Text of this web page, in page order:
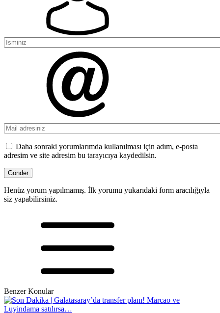
Daha sonraki yorumlarımda kullanılması için adım, e-posta
adresim ve site adresim bu tarayıcıya kaydedilsin.
Henüz yorum yapılmamış. İlk yorumu yukarıdaki form aracılığıyla
siz yapabilirsiniz.
Benzer Konular